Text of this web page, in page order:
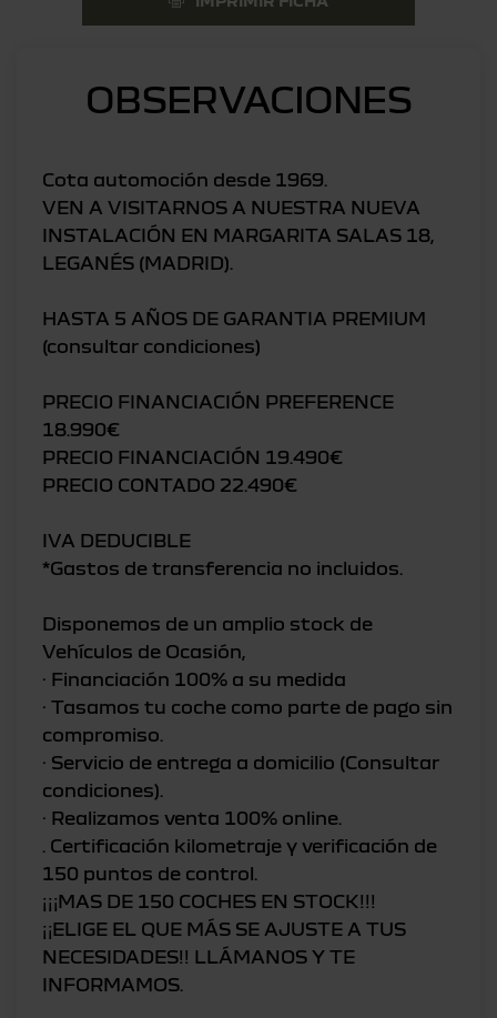
OBSERVACIONES
Cota automoción desde 1969.
VEN A VISITARNOS A NUESTRA NUEVA
INSTALACIÓN EN MARGARITA SALAS 18,
LEGANÉS (MADRID).
HASTA 5 AÑOS DE GARANTIA PREMIUM
(consultar condiciones)
PRECIO FINANCIACIÓN PREFERENCE
18.990€
PRECIO FINANCIACIÓN 19.490€
PRECIO CONTADO 22.490€
IVA DEDUCIBLE
*Gastos de transferencia no incluidos.
Disponemos de un amplio stock de
Vehículos de Ocasión,
· Financiación 100% a su medida
· Tasamos tu coche como parte de pago sin
compromiso.
· Servicio de entrega a domicilio (Consultar
condiciones).
· Realizamos venta 100% online.
. Certificación kilometraje y verificación de
150 puntos de control.
¡¡¡MAS DE 150 COCHES EN STOCK!!!
¡¡ELIGE EL QUE MÁS SE AJUSTE A TUS
NECESIDADES!! LLÁMANOS Y TE
INFORMAMOS.